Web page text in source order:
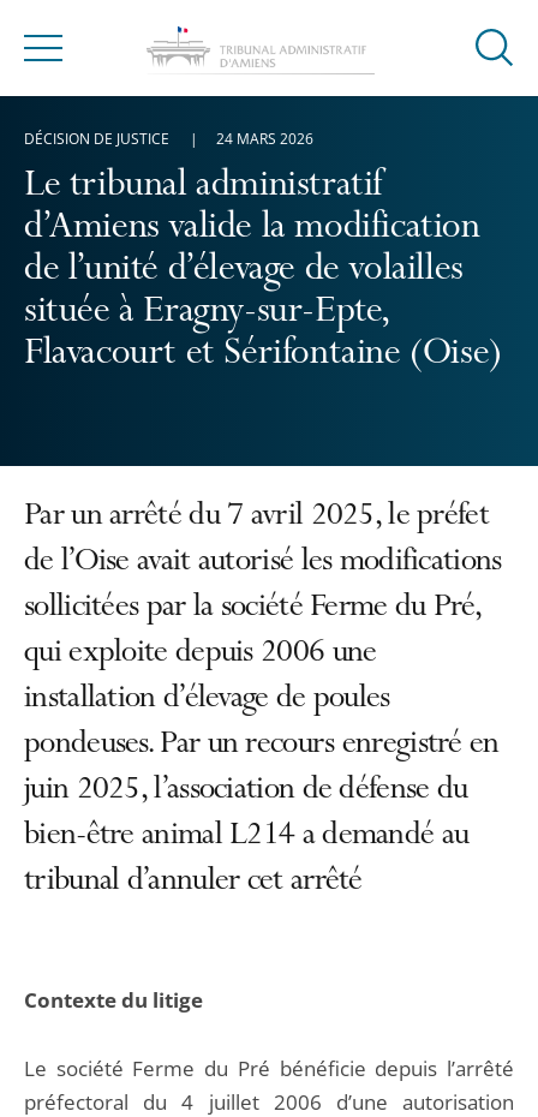
Menu
Ouvrir
Le tribunal administratif
d’Amiens valide la modification
de l’unité d’élevage de volailles
située à Eragny-sur-Epte,
Flavacourt et Sérifontaine (Oise)
DÉCISION DE JUSTICE 24 MARS 2026
Par un arrêté du 7 avril 2025, le préfet
de l’Oise avait autorisé les modifications
sollicitées par la société Ferme du Pré,
qui exploite depuis 2006 une
installation d’élevage de poules
pondeuses. Par un recours enregistré en
juin 2025, l’association de défense du
bien-être animal L214 a demandé au
tribunal d’annuler cet arrêté
Contexte du litige
Le société Ferme du Pré bénéficie depuis l’arrêté
préfectoral du 4 juillet 2006 d’une autorisation